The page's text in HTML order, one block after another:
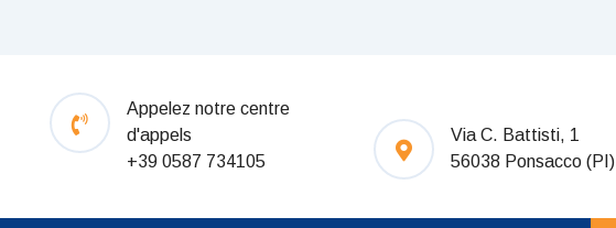
Appelez notre centre
d'appels
+39 0587 734105
Via C. Battisti, 1
56038 Ponsacco (PI)